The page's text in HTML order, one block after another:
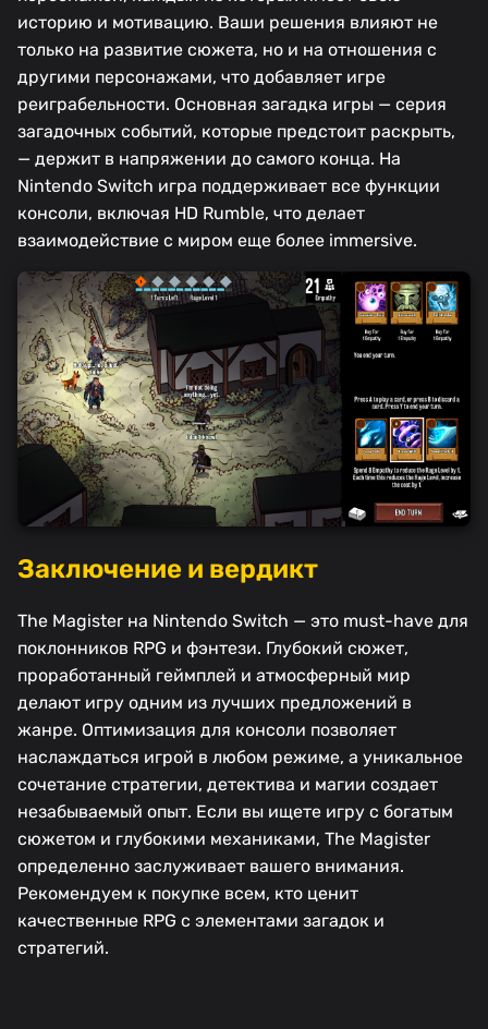
историю и мотивацию. Ваши решения влияют не
только на развитие сюжета, но и на отношения с
другими персонажами, что добавляет игре
реиграбельности. Основная загадка игры — серия
загадочных событий, которые предстоит раскрыть,
— держит в напряжении до самого конца. На
Nintendo Switch игра поддерживает все функции
консоли, включая HD Rumble, что делает
взаимодействие с миром еще более immersive.
Заключение и вердикт
The Magister на Nintendo Switch — это must-have для
поклонников RPG и фэнтези. Глубокий сюжет,
проработанный геймплей и атмосферный мир
делают игру одним из лучших предложений в
жанре. Оптимизация для консоли позволяет
наслаждаться игрой в любом режиме, а уникальное
сочетание стратегии, детектива и магии создает
незабываемый опыт. Если вы ищете игру с богатым
сюжетом и глубокими механиками, The Magister
определенно заслуживает вашего внимания.
Рекомендуем к покупке всем, кто ценит
качественные RPG с элементами загадок и
стратегий.